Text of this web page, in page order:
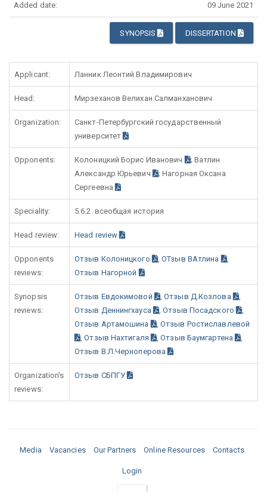
Added date: 09 June 2021
SYNOPSIS DISSERTATION
Applicant: Ланник Леонтий Владимирович
Head: Мирзеханов Велихан Салманханович
Organization:
Санкт-Петербургский государственный
университет
Opponents: Колоницкий Борис Иванович
; Ватлин
Александр Юрьевич
; Нагорная Оксана
Сергеевна
Speciality: 5.6.2. всеобщая история
Head review: Head review
Opponents
reviews:
Отзыв Колоницкого ,ОТзыв ВАтлина
,
Отзыв Нагорной
Synopsis
reviews:
Отзыв Евдокимовой ,Отзыв Д.Козлова
,
Отзыв Деннингхауса
,Отзыв Посадского
,
Отзыв Артамошина
,Отзыв Ростиславлевой
,Отзыв Нахтигаля ,Отзыв Баумгартена
,
Отзыв В.Л.Черноперова
Organization's
reviews:
Отзыв СБПГУ
Media Vacancies Our Partners Online Resources Contacts
Login